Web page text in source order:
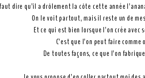
dire qu’il a drôlement la côte cette année
On le voit partout, mais il reste un de
Et ce qui est bien lorsque l’on crée avec
C’est que l’on peut faire
De toutes façons, ce que l’on